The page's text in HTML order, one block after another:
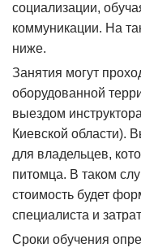
социализации,
коммуникации. На
ниже.
Занятия могут
оборудованной
выездом
Киевской области).
для владельцев,
питомца. В таком
стоимость будет
специалиста и
Сроки обучения